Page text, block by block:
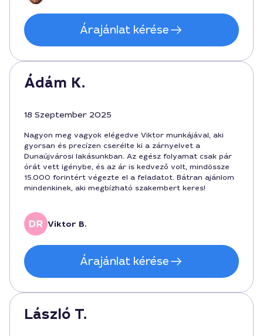
Árajánlat kérése
Ádám K.
18 Szeptember 2025
Nagyon meg vagyok elégedve Viktor munkájával, aki
gyorsan és precízen cserélte ki a zárnyelvet a
Dunaújvárosi lakásunkban. Az egész folyamat csak pár
órát vett igénybe, és az ár is kedvező volt, mindössze
15.000 forintért végezte el a feladatot. Bátran ajánlom
mindenkinek, aki megbízható szakembert keres!
Viktor B.
Árajánlat kérése
László T.